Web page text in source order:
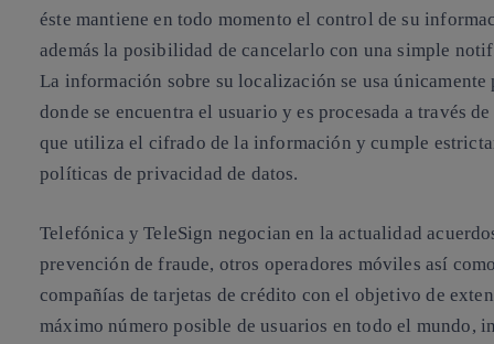
éste mantiene en todo momento el control de su
además la posibilidad de cancelarlo con una simple
La información sobre su localización se usa
donde se encuentra el usuario y es procesada a través
que utiliza el cifrado de la información y cumple
políticas de privacidad de datos.
Telefónica y TeleSign negocian en la actualidad
prevención de fraude, otros operadores móviles así
compañías de tarjetas de crédito con el objetivo de
máximo número posible de usuarios en todo el mundo,